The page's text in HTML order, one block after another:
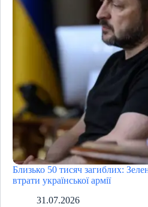
Близько 50 тисяч загиблих:
втрати української армії
31.07.2026